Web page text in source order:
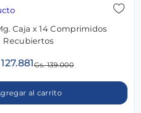
Caja x 14 Comprimidos
Recubiertos
Gs. 139.000
al carrito